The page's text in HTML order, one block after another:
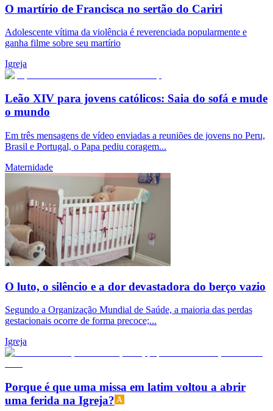
O martírio de Francisca no sertão do Cariri
Adolescente vítima da violência é reverenciada popularmente e
ganha filme sobre seu martírio
Igreja
Leão XIV para jovens católicos: Saia do sofá e mude
o mundo
Em três mensagens de vídeo enviadas a reuniões de jovens no Peru,
Brasil e Portugal, o Papa pediu coragem...
Maternidade
O luto, o silêncio e a dor devastadora do berço vazio
Segundo a Organização Mundial de Saúde, a maioria das perdas
gestacionais ocorre de forma precoce;...
Igreja
Porque é que uma missa em latim voltou a abrir
uma ferida na Igreja?